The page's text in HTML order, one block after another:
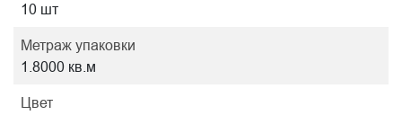
10 шт
Метраж упаковки
1.8000 кв.м
Цвет